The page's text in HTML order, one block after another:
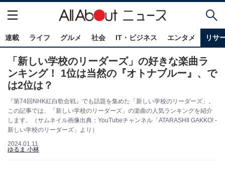
連載 ライフ グルメ 社会 IT・ビジネス エンタメ リサ
「新しい学校のリーダーズ」の好きな楽曲ラ
ンキング！ 1位は当然の『オトナブルー』、で
は2位は？
『第74回NHK紅白歌合戦』でも話題を集めた「新しい学校のリーダーズ」。
この記事では、「新しい学校のリーダーズ」の楽曲の人気ランキングを紹介
します。（サムネイル画像出典：YouTubeチャンネル「ATARASHII GAKKO! -
新しい学校のリーダーズ」より）
2024.01.11
ゆるま 小林